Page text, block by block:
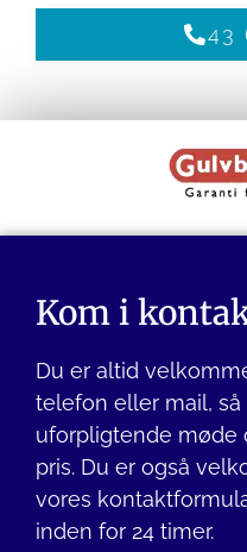
43
Kom i
Du er altid
telefon eller mail,
uforpligtende
pris. Du er også
vores
inden for 24 timer.